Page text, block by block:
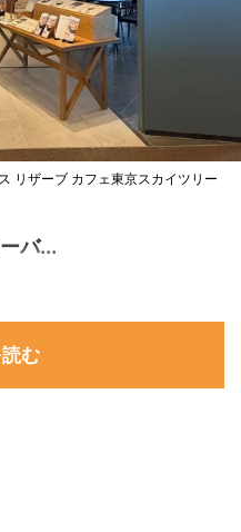
リザーブ カフェ東京スカイツリー
バ...
む